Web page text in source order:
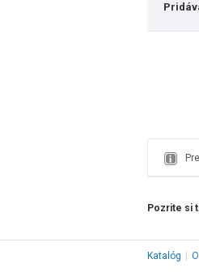
Pozrite si
Katalóg